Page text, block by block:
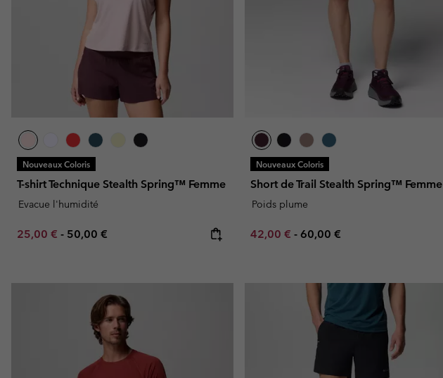
Nouveaux Coloris
T-shirt Technique Stealth Spring™ Femme
Evacue l'humidité
Minimum sale price:
25,00 € - Maximum price:
50,00 €
Nouveaux Coloris
Short de Trail Stealth Spring™ Femme
Poids plume
Minimum sale price:
42,00 € - Maximum price:
60,00 €